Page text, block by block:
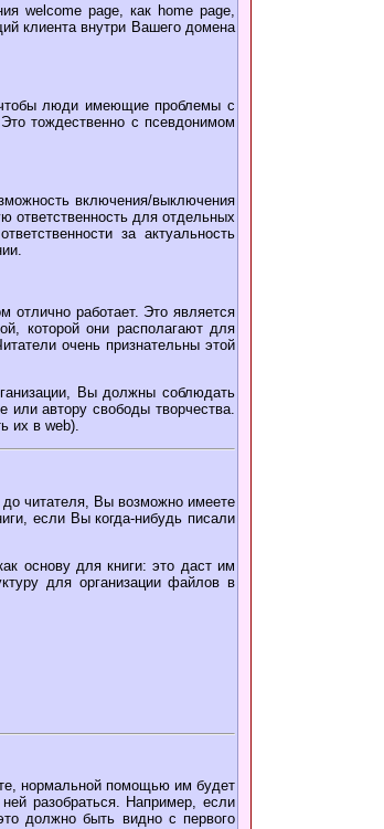
welcome page, как home page,
клиента внутри Вашего домена
люди имеющие проблемы с
тождественно с псевдонимом
включения/выключения
ответственность для отдельных
за актуальность
отлично работает. Это является
которой они располагают для
очень признательны этой
Вы должны соблюдать
автору свободы творчества.
их в web).
читателя, Вы возможно имеете
если Вы когда-нибудь писали
основу для книги: это даст им
для организации файлов в
нормальной помощью им будет
разобраться. Например, если
должно быть видно с первого